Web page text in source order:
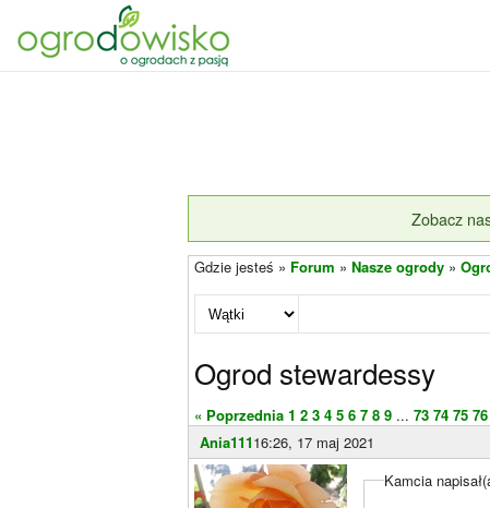
Zobacz
Gdzie jesteś » Forum » Nasze ogrody »
Ogrod stewardessy
« Poprzednia 1 2 3 4 5 6 7 8 9 ... 73 74 75 76
Ania11116:26, 17 maj 2021
Kamcia